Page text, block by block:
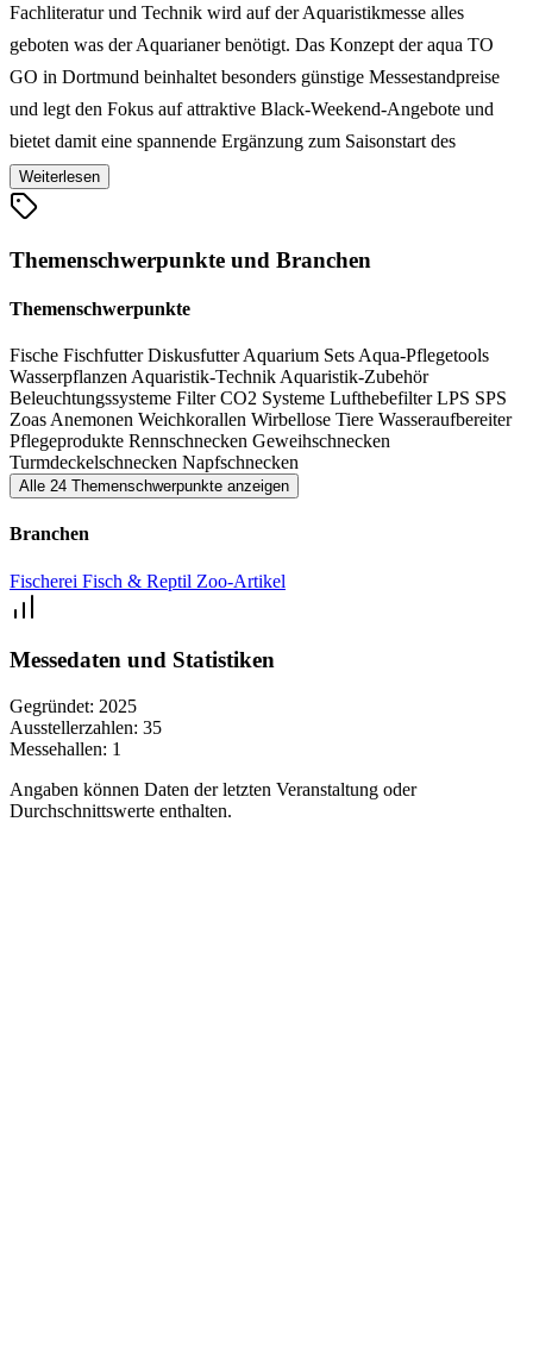
Fachliteratur und Technik wird auf der Aquaristikmesse alles
geboten was der Aquarianer benötigt. Das Konzept der aqua TO
GO in Dortmund beinhaltet besonders günstige Messestandpreise
und legt den Fokus auf attraktive Black-Weekend-Angebote und
bietet damit eine spannende Ergänzung zum Saisonstart des
Aquaristik-Hobbys im Herbst.
Weiterlesen
Themenschwerpunkte und Branchen
Themenschwerpunkte
Fische FischfutterDiskusfutterAquarium Sets Aqua-Pflegetools
Wasserpflanzen Aquaristik-Technik Aquaristik-Zubehör
Beleuchtungssysteme FilterCO2 Systeme LufthebefilterLPS SPS
Zoas Anemonen Weichkorallen Wirbellose Tiere Wasseraufbereiter
Pflegeprodukte Rennschnecken Geweihschnecken
Turmdeckelschnecken Napfschnecken
Alle 24 Themenschwerpunkte anzeigen
Branchen
Fischerei Fisch & Reptil Zoo-Artikel
Messedaten und Statistiken
Gegründet: 2025
Ausstellerzahlen: 35
Messehallen: 1
Angaben können Daten der letzten Veranstaltung oder
Durchschnittswerte enthalten.